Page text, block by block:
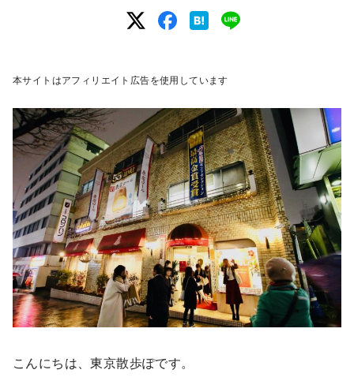
本サイトはアフィリエイト広告を使用しています
こんにちは、東京散歩ぽです。